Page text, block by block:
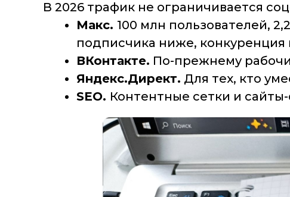
В 2026 трафик не ограничивается
Макс. 100 млн пользователей,
подписчика ниже,
ВКонтакте. По-прежнему
Яндекс.Директ. Для тех, кто
SEO. Контентные сетки и